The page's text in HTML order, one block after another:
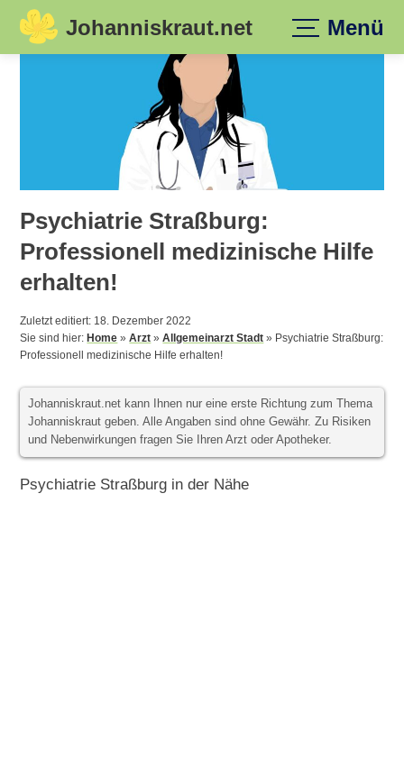
Skip
Johanniskraut.net Menü
Psychiatrie Straßburg:
Professionell medizinische Hilfe
erhalten!
Zuletzt editiert: 18. Dezember 2022
Sie sind hier:Home »Arzt »Allgemeinarzt Stadt » Psychiatrie Straßburg:
Professionell medizinische Hilfe erhalten!
Johanniskraut.net kann Ihnen nur eine erste Richtung zum Thema
Johanniskraut geben. Alle Angaben sind ohne Gewähr. Zu Risiken
und Nebenwirkungen fragen Sie Ihren Arzt oder Apotheker.
Psychiatrie Straßburg in der Nähe